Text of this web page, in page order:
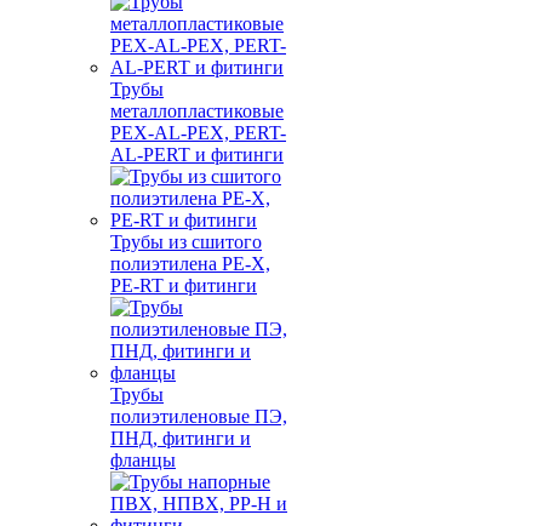
Трубы
металлопластиковые
PEX-AL-PEX, PERT-
AL-PERT и фитинги
Трубы из сшитого
полиэтилена PE-X,
PE-RT и фитинги
Трубы
полиэтиленовые ПЭ,
ПНД, фитинги и
фланцы